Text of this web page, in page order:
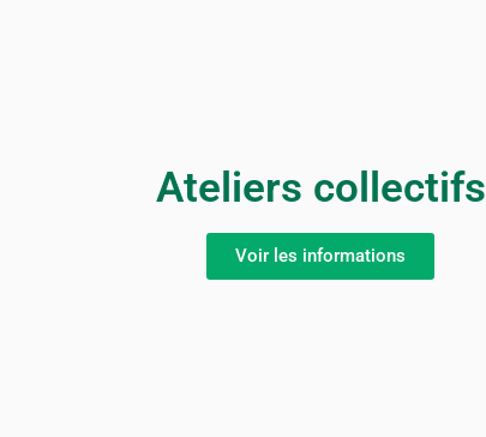
Ateliers collectifs
Voir les informations